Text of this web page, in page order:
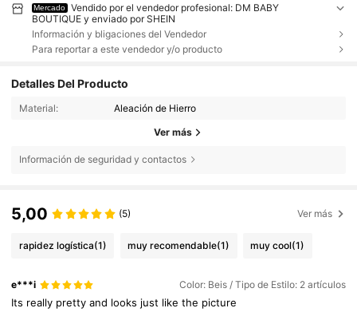
Mercado
Vendido por el vendedor profesional: DM BABY
BOUTIQUE y enviado por SHEIN
Información y bligaciones del Vendedor
Para reportar a este vendedor y/o producto
Detalles Del Producto
Material: Aleación de Hierro
Ver más
Información de seguridad y contactos
5,00 (5) Ver más
rapidez logística(1) muy recomendable(1) muy cool(1)
e***i Color: Beis / Tipo de Estilo: 2 artículos
Its really prettyand looks just likethe picture